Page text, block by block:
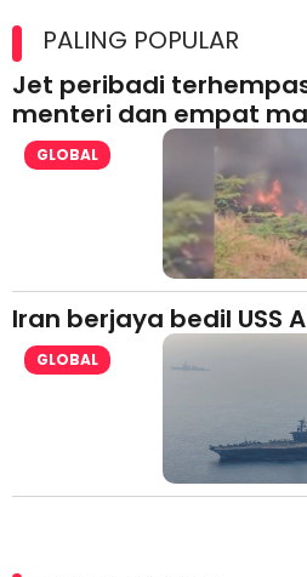
lesen separuh pertama 2026
PALING POPULAR
Jet peribadi
menteri dan empat
GLOBAL
Iran berjaya bedil USS
GLOBAL